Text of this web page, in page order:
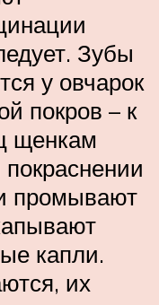
Зубы
у овчарок
покров – к
щенкам
промывают
капли.
их